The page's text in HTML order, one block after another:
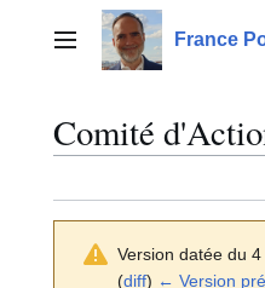
contenuMenu principalFrance
Comité
Version datée du
(diff) ← Version